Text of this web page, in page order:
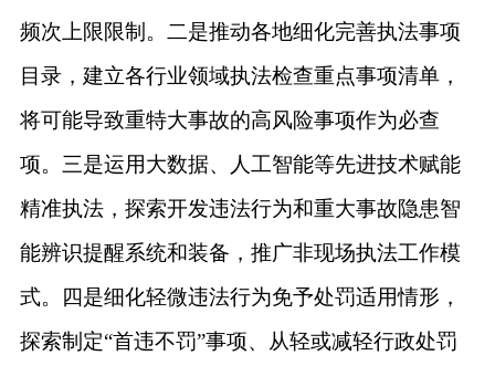
频次上限限制。二是推动各地细化完善执法事项
目录，建立各行业领域执法检查重点事项清单，
将可能导致重特大事故的高风险事项作为必查
项。三是运用大数据、人工智能等先进技术赋能
精准执法，探索开发违法行为和重大事故隐患智
能辨识提醒系统和装备，推广非现场执法工作模
式。四是细化轻微违法行为免予处罚适用情形，
探索制定“首违不罚”事项、从轻或减轻行政处罚